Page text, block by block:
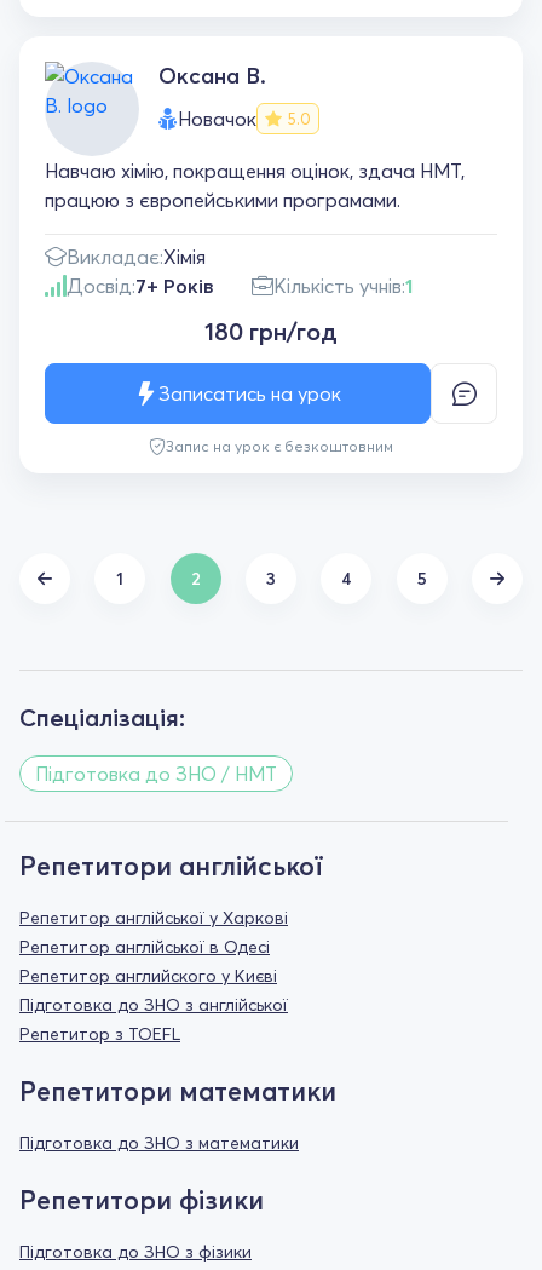
Оксана В.
Новачок 5.0
Навчаю хімію, покращення оцінок, здача НМТ,
працюю з європейськими програмами.
Викладає:Хімія
Досвід:7+ Років Кількість учнів:1
180 грн/год
Запис на урок є безкоштовним
Записатись на урок
1 2 3 4 5
Спеціалізація:
Підготовка до ЗНО / НМТ
Репетитори англійської
Репетитор англійської у Харкові
Репетитор англійської в Одесі
Репетитор английского у Києві
Підготовка до ЗНО з англійської
Репетитор з TOEFL
Репетитори математики
Підготовка до ЗНО з математики
Репетитори фізики
Підготовка до ЗНО з фізики